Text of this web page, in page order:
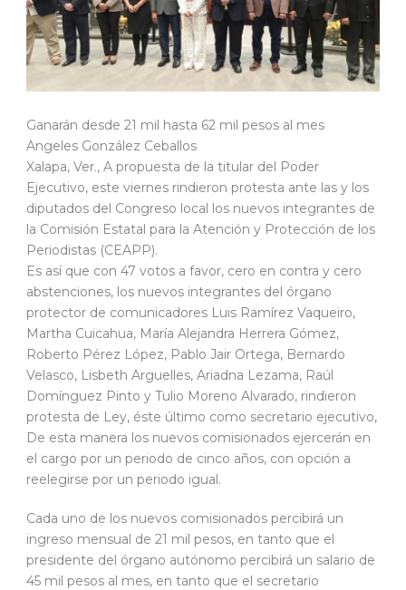
Ganarán desde 21 mil hasta 62 mil pesos al mes
Angeles González Ceballos
Xalapa, Ver., A propuesta de la titular del Poder
Ejecutivo, este viernes rindieron protesta ante las y los
diputados del Congreso local los nuevos integrantes de
la Comisión Estatal para la Atención y Protección de los
Periodistas (CEAPP).
Es así que con 47 votos a favor, cero en contra y cero
abstenciones, los nuevos integrantes del órgano
protector de comunicadores Luis Ramírez Vaqueiro,
Martha Cuicahua, María Alejandra Herrera Gómez,
Roberto Pérez López, Pablo Jair Ortega, Bernardo
Velasco, Lisbeth Arguelles, Ariadna Lezama, Raúl
Domínguez Pinto y Tulio Moreno Alvarado, rindieron
protesta de Ley, éste último como secretario ejecutivo,
De esta manera los nuevos comisionados ejercerán en
el cargo por un periodo de cinco años, con opción a
reelegirse por un periodo igual.
Cada uno de los nuevos comisionados percibirá un
ingreso mensual de 21 mil pesos, en tanto que el
presidente del órgano autónomo percibirá un salario de
45 mil pesos al mes, en tanto que el secretario